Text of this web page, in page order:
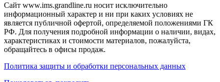
Сайт www.ims.grandline.ru носит исключительно
информационный характер и ни при каких условиях не
является публичной офертой, определяемой положениями ГК
РФ. Для получения подробной информации о наличии, видах,
характеристиках и стоимости материалов, пожалуйста,
обращайтесь в офисы продаж.
Политика защиты и обработки персональных данных